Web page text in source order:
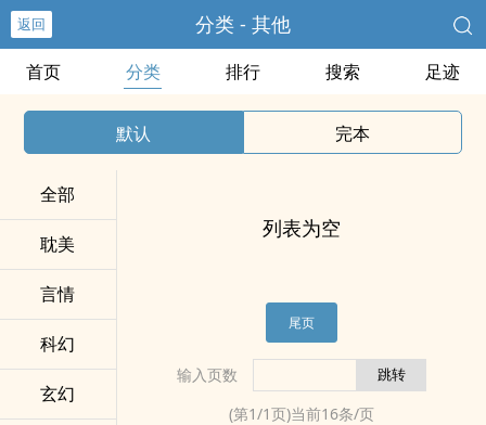
返回 分类 - 其他
首页 分类 排行 搜索 足迹
默认 完本
全部
耽美
言情
科幻
玄幻
列表为空
尾页
输入页数
(第1/1页)当前16条/页